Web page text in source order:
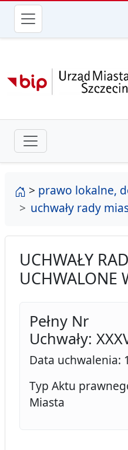
przejdź do głównego
strona główna
> prawo lokalne,
uchwały rady
UCHWAŁY
UCHWALONE
Pełny Nr
Uchwały:
Data uchwalenia:
Typ Aktu
Miasta